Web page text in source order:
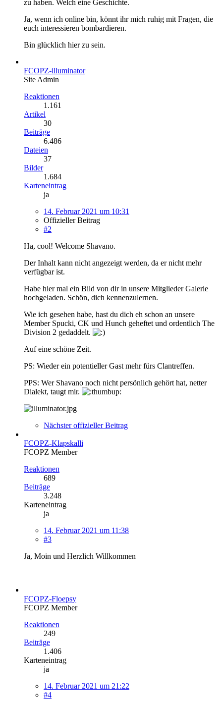
zu haben. Welch eine Geschichte.
Ja, wenn ich online bin, könnt ihr mich ruhig mit Fragen, die
euch interessieren bombardieren.
Bin glücklich hier zu sein.
FCOPZ-illuminator
Site Admin
Reaktionen
1.161
Artikel
30
Beiträge
6.486
Dateien
37
Bilder
1.684
Karteneintrag
ja
14. Februar 2021 um 10:31
Offizieller Beitrag
#2
Ha, cool! Welcome Shavano.
Der Inhalt kann nicht angezeigt werden, da er nicht mehr
verfügbar ist.
Habe hier mal ein Bild von dir in unsere Mitglieder Galerie
hochgeladen. Schön, dich kennenzulernen.
Wie ich gesehen habe, hast du dich eh schon an unsere
Member Spucki, CK und Hunch geheftet und ordentlich The
Division 2 gedaddelt.
Auf eine schöne Zeit.
PS: Wieder ein potentieller Gast mehr fürs Clantreffen.
PPS: Wer Shavano noch nicht persönlich gehört hat, netter
Dialekt, taugt mir.
Nächster offizieller Beitrag
FCOPZ-Klapskalli
FCOPZ Member
Reaktionen
689
Beiträge
3.248
Karteneintrag
ja
14. Februar 2021 um 11:38
#3
Ja, Moin und Herzlich Willkommen
FCOPZ-Floepsy
FCOPZ Member
Reaktionen
249
Beiträge
1.406
Karteneintrag
ja
14. Februar 2021 um 21:22
#4